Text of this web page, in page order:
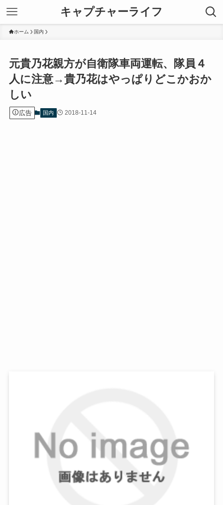
キャプチャーライフ
ホーム 国内
元貴乃花親方が自衛隊車両運転、隊員４
人に注意→貴乃花はやっぱりどこかおか
しい
広告 国内 2018-11-14